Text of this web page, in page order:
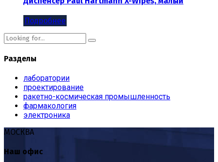
Подробнее
Разделы
лаборатории
проектирование
ракетно-космическая промышленность
фармакология
электроника
МОСКВА
Наш офис